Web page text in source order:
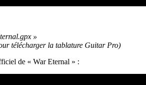
»
télécharger la tablature Guitar Pro)
de « War Eternal » :